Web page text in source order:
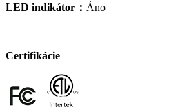
LED indikátor： Áno
Certifikácie